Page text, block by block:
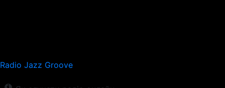
Radio Jazz Groove